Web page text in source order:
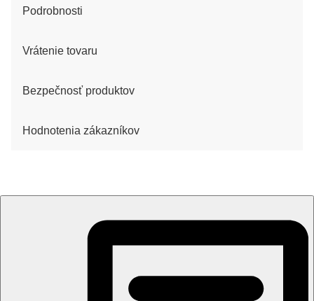
Podrobnosti
Vrátenie tovaru
Bezpečnosť produktov
Hodnotenia zákazníkov